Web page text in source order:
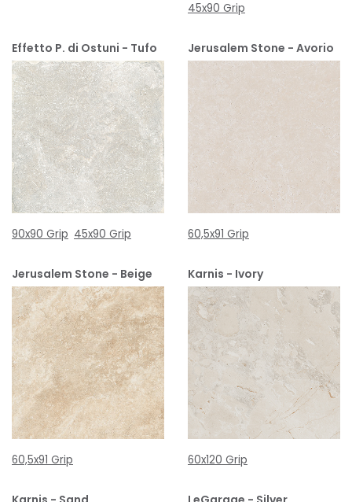
45x90 Grip
Effetto P. di Ostuni - Tufo
90x90 Grip 45x90 Grip
Jerusalem Stone - Avorio
60,5x91 Grip
Jerusalem Stone - Beige
60,5x91 Grip
Karnis - Ivory
60x120 Grip